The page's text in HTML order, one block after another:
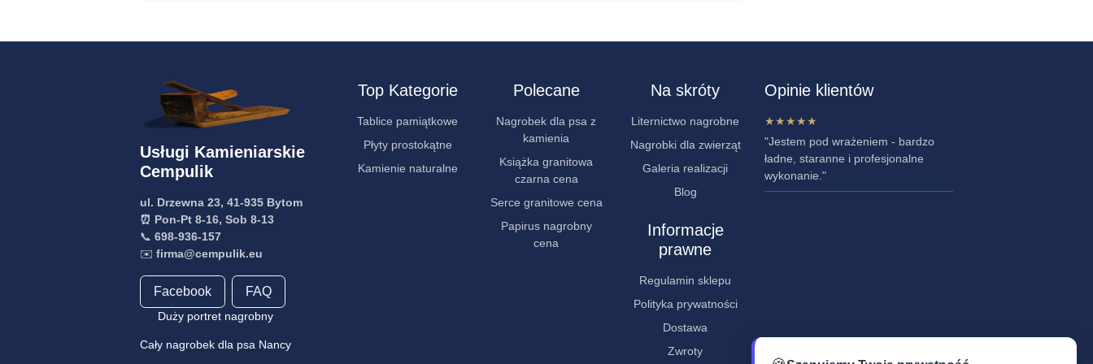
Usługi Kamieniarskie
Cempulik
ul. Drzewna 23, 41-935 Bytom
⏰ Pon-Pt 8-16, Sob 8-13
📞 698-936-157
✉️ firma@cempulik.eu
Facebook FAQ
Duży portret nagrobny
Cały nagrobek dla psa Nancy
Top Kategorie
Tablice pamiątkowe
Płyty prostokątne
Kamienie naturalne
Polecane
Nagrobek dla psa z
kamienia
Książka granitowa
czarna cena
Serce granitowe cena
Papirus nagrobny
cena
Na skróty
Liternictwo nagrobne
Nagrobki dla zwierząt
Galeria realizacji
Blog
Informacje
prawne
Regulamin sklepu
Polityka prywatności
Dostawa
Zwroty
Opinie klientów
★★★★★
"Jestem pod wrażeniem - bardzo
ładne, staranne i profesjonalne
wykonanie."